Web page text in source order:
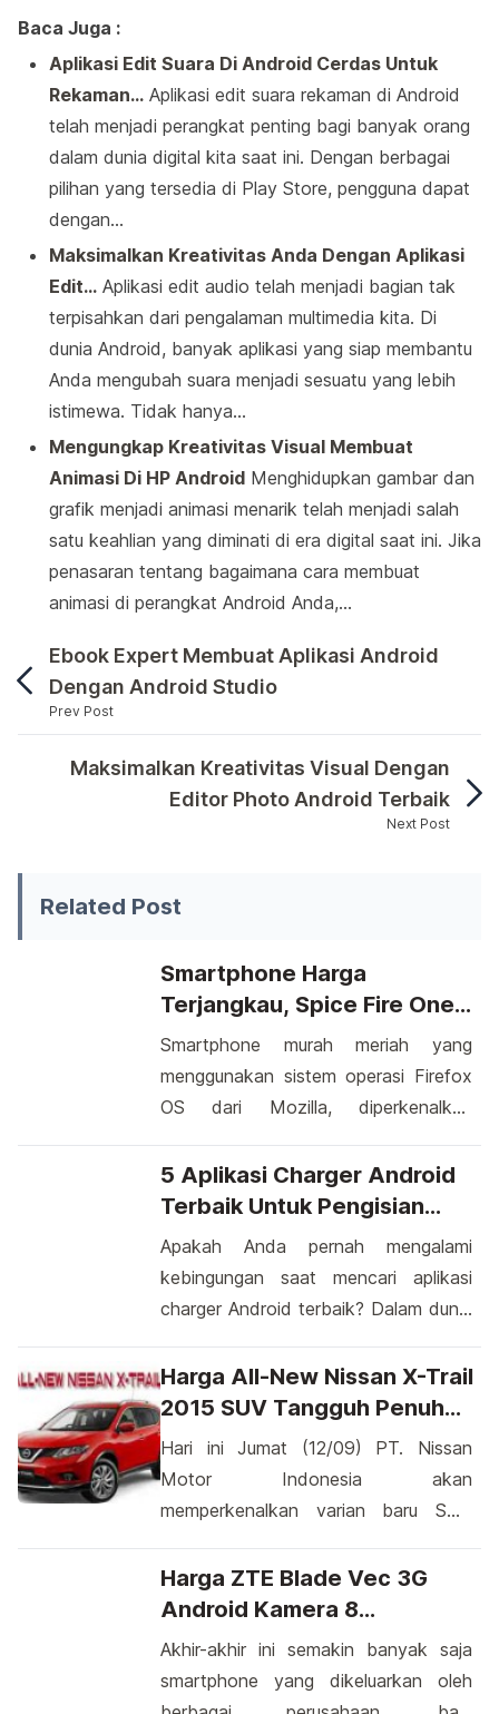
Baca Juga :
Aplikasi Edit Suara Di Android Cerdas Untuk
Rekaman… Aplikasi edit suara rekaman di Android
telah menjadi perangkat penting bagi banyak orang
dalam dunia digital kita saat ini. Dengan berbagai
pilihan yang tersedia di Play Store, pengguna dapat
dengan…
Maksimalkan Kreativitas Anda Dengan Aplikasi
Edit… Aplikasi edit audio telah menjadi bagian tak
terpisahkan dari pengalaman multimedia kita. Di
dunia Android, banyak aplikasi yang siap membantu
Anda mengubah suara menjadi sesuatu yang lebih
istimewa. Tidak hanya…
Mengungkap Kreativitas Visual Membuat
Animasi Di HP Android Menghidupkan gambar dan
grafik menjadi animasi menarik telah menjadi salah
satu keahlian yang diminati di era digital saat ini. Jika
penasaran tentang bagaimana cara membuat
animasi di perangkat Android Anda,…
Ebook Expert Membuat Aplikasi Android
Dengan Android Studio
Prev Post
Mengutak-atik suara di perangkat Android telah
Maksimalkan Kreativitas Visual Dengan
Editor Photo Android Terbaik
Next Post
Related Post
Smartphone Harga
Terjangkau, Spice Fire One
Mi-FX 1
Smartphone murah meriah yang
menggunakan sistem operasi Firefox
OS dari Mozilla, diperkenalkan
smartphone dengan harga terjangkau.
Smartphone yang diberi nama Spice
mulai tersedia mulai tanggal 29
Agustus ini di India. India menjadi
sasaran penjualan potensial yang
perekonomian mereka yang mulai
meningkat sehingga […]
5 Aplikasi Charger Android
Terbaik Untuk Pengisian
Baterai Yang Efisien
Apakah Anda pernah mengalami
kebingungan saat mencari aplikasi
charger Android terbaik? Dalam dunia
perangkat yang selalu siap digunakan
adalah suatu keharusan. Pentingnya
Aplikasi Charger Android Terbaik
pengalaman menggunakan
smartphone telah menjadi perangkat
utama dalam kehidupan […]
Harga All-New Nissan X-Trail
2015 SUV Tangguh Penuh
Gaya
Hari ini Jumat (12/09) PT. Nissan
Motor Indonesia akan
memperkenalkan varian baru SUV
penggemar otomotif Indonesia.
Seperti beberapa produsen mobil
memperkenalkan SUV
barunya, Nissan sepertinya tak ingin
Harga ZTE Blade Vec 3G
Android Kamera 8
Megapiksel
Akhir-akhir ini semakin banyak saja
smartphone yang dikeluarkan oleh